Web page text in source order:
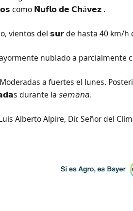
como 𝗡̃𝘂𝗳𝗹𝗼 𝗱𝗲 𝗖𝗵á𝘃𝗲𝘇 .
vientos del 𝘀𝘂𝗿 de hasta 40 km/h
nublado a parcialmente
Moderadas a fuertes el lunes.
durante la 𝘴𝘦𝘮𝘢𝘯𝘢.
Alberto Alpire, Dir. Señor del